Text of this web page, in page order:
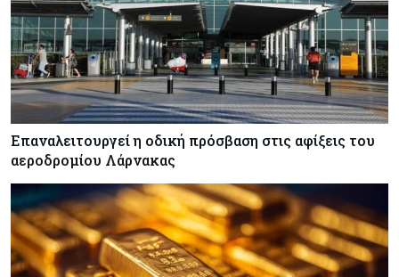
Επαναλειτουργεί η οδική πρόσβαση στις αφίξεις του
αεροδρομίου Λάρνακας